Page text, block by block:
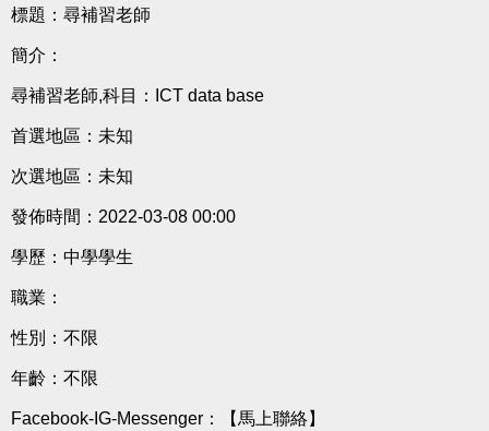
標題：尋補習老師
簡介：
尋補習老師,科目：ICT data base
首選地區：未知
次選地區：未知
發佈時間：2022-03-08 00:00
學歷：中學學生
職業：
性別：不限
年齡：不限
Facebook-IG-Messenger： 【馬上聯絡】